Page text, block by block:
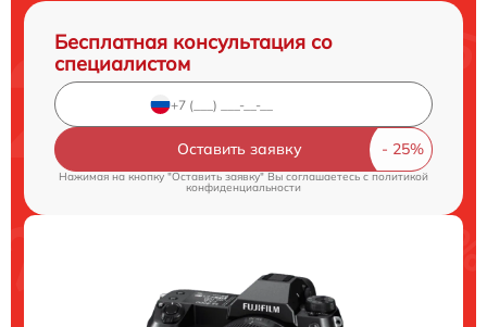
Бесплатная консультация со
специалистом
Оставить заявку
Нажимая на кнопку "Оставить заявку" Вы соглашаетесь c политикой
конфиденциальности